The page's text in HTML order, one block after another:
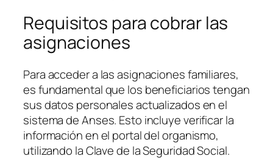
Requisitos para cobrar las
asignaciones
Para acceder a las asignaciones familiares,
es fundamental que los beneficiarios tengan
sus datos personales actualizados en el
sistema de Anses. Esto incluye verificar la
información en el portal del organismo,
utilizando la Clave de la Seguridad Social.